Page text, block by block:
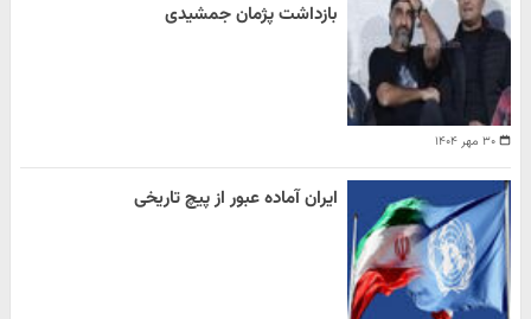
۳۰ مهر ۱۴۰۴
بازداشت پژمان جمشیدی
ایران آماده عبور از پیچ تاریخی